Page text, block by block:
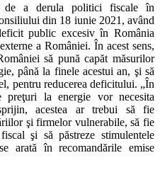
de a derula politici fiscale în
din 18 iunie 2021, având
public excesiv în România
a României. În acest sens,
să pună capăt măsurilor
până la finele acestui an, şi să
pentru reducerea deficitului. „În
la energie vor necesita
acestea ar trebui să fie
şi firmelor vulnerabile, să fie
şi să păstreze stimulentele
arată în recomandările emise